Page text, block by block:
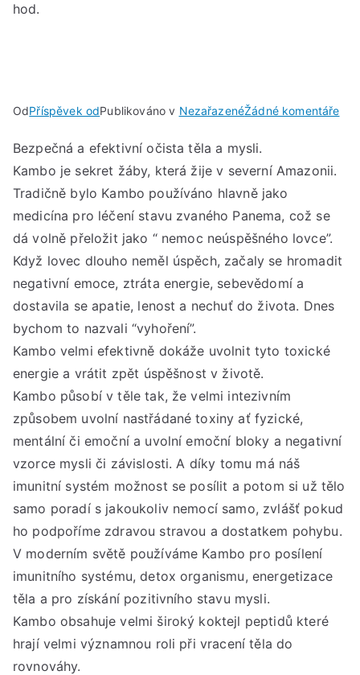
hod.
OdPříspěvek odPublikováno v NezařazenéŽádné komentářeu
Bezpečná a efektivní očista těla a mysli.
Kambo je sekret žáby, která žije v severní Amazonii.
Tradičně bylo Kambo používáno hlavně jako
medicína pro léčení stavu zvaného Panema, což se
dá volně přeložit jako “ nemoc neúspěšného lovce”.
Když lovec dlouho neměl úspěch, začaly se hromadit
negativní emoce, ztráta energie, sebevědomí a
dostavila se apatie, lenost a nechuť do života. Dnes
bychom to nazvali “vyhoření”.
Kambo velmi efektivně dokáže uvolnit tyto toxické
energie a vrátit zpět úspěšnost v životě.
Kambo působí v těle tak, že velmi intezivním
způsobem uvolní nastřádané toxiny ať fyzické,
mentální či emoční a uvolní emoční bloky a negativní
vzorce mysli či závislosti. A díky tomu má náš
imunitní systém možnost se posílit a potom si už tělo
samo poradí s jakoukoliv nemocí samo, zvlášť pokud
ho podpoříme zdravou stravou a dostatkem pohybu.
V moderním světě používáme Kambo pro posílení
imunitního systému, detox organismu, energetizace
těla a pro získání pozitivního stavu mysli.
Kambo obsahuje velmi široký koktejl peptidů které
hrají velmi významnou roli při vracení těla do
rovnováhy.